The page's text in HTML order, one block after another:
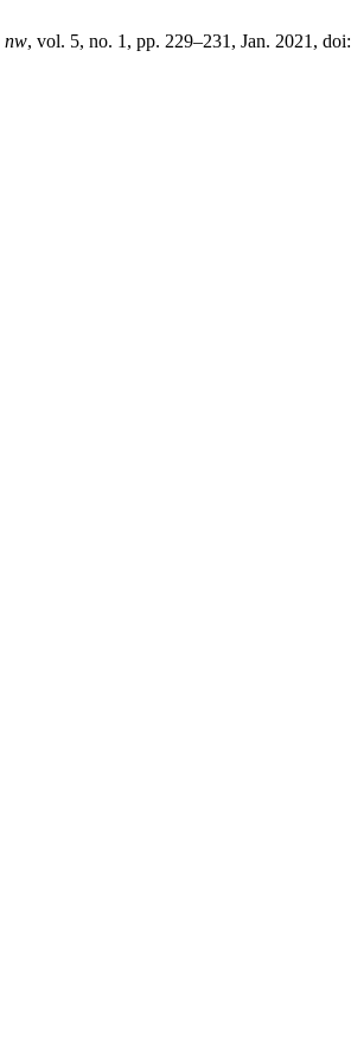
nw, vol. 5, no. 1, pp. 229–231, Jan. 2021, doi: